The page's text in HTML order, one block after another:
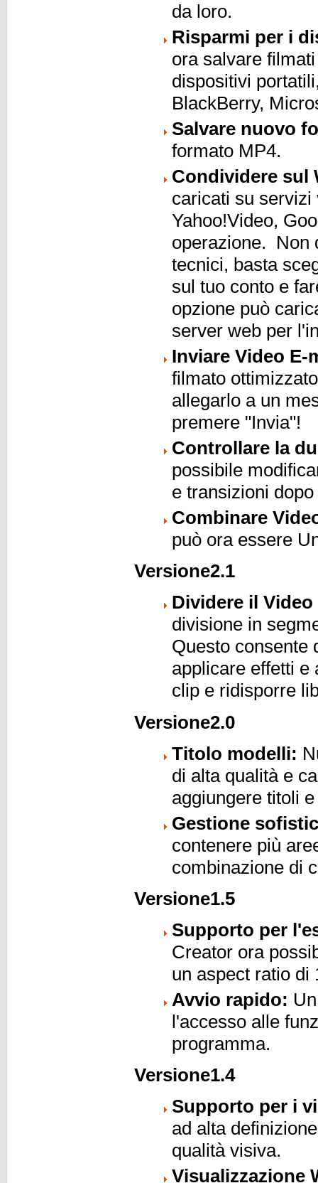
da loro.
Risparmi per i
ora salvare
dispositivi
BlackBerry,
Salvare nuovo
formato MP4.
Condividere sul
caricati su servizi
Yahoo!Video,
operazione. Non
tecnici, basta
sul tuo conto e
opzione può
server web per
Inviare Video E-
filmato
allegarlo a un
premere "Invia"!
Controllare la
possibile
e transizioni
Combinare
può ora essere
Versione2.1
Dividere il
divisione in
Questo consente
applicare effetti e
clip e ridisporre
Versione2.0
Titolo modelli:
di alta qualità e
aggiungere titoli
Gestione
contenere più
combinazione di
Versione1.5
Supporto per
Creator ora
un aspect ratio di
Avvio rapido:
l'accesso alle
programma.
Versione1.4
Supporto per i
ad alta
qualità visiva.
Visualizzazione